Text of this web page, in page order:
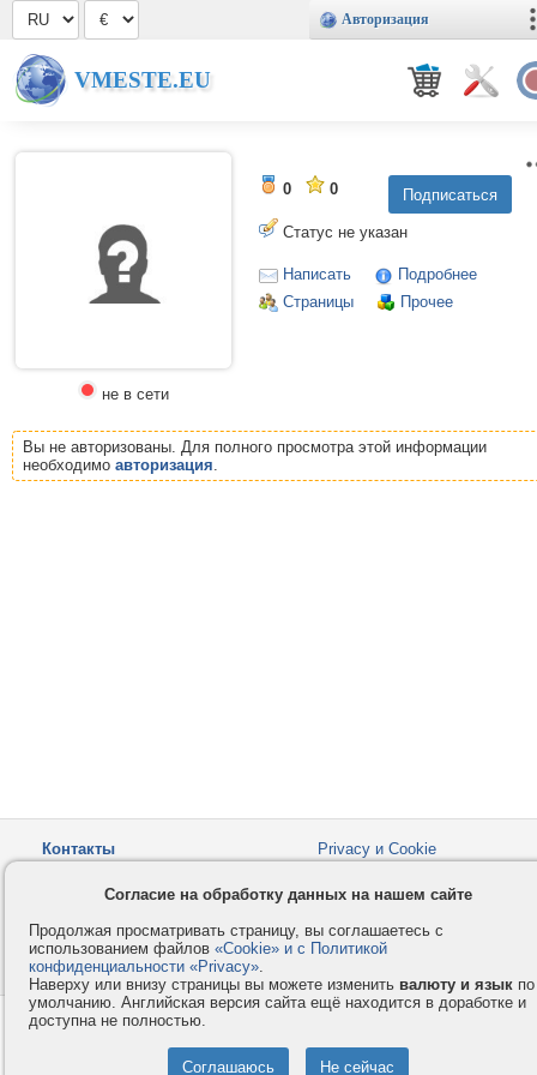
Авторизация
VMESTE.EU
не в сети
0 0
Статус не указан
Написать
Подробнее
Страницы
Прочее
Вы не авторизованы. Для полного просмотра этой информации
необходимо авторизация.
Контакты
Privacy и Cookie
Как оплатить
Форумы
© 2008-2026VMESTE.EU
Согласие на обработку данных на нашем сайте
Продолжая просматривать страницу, вы соглашаетесь с
использованием файлов «Cookie» и с Политикой
конфиденциальности «Privacy».
Наверху или внизу страницы вы можете изменить валюту и язык по
умолчанию. Английская версия сайта ещё находится в доработке и
доступна не полностью.